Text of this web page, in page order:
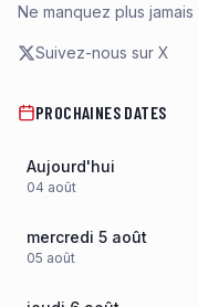
Ne manquez plus
Suivez-nous sur X
PROCHAINES DATES
Aujourd'hui
04 août
mercredi 5 août
05 août